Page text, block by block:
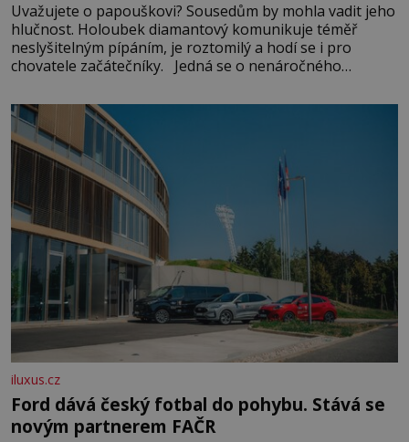
Uvažujete o papouškovi? Sousedům by mohla vadit jeho
hlučnost. Holoubek diamantový komunikuje téměř
neslyšitelným pípáním, je roztomilý a hodí se i pro
chovatele začátečníky. Jedná se o nenáročného
času tráví na zemi, kde sbírá zbytky semínek Jeho
domovinou je prakticky celá Austrálie s výjimkou
pobřežní oblasti.
iluxus.cz
Ford dává český fotbal do pohybu. Stává se
novým partnerem FAČR